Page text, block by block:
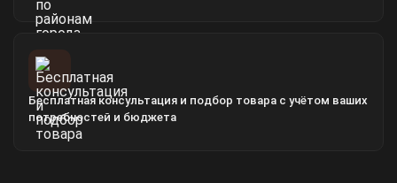
Бесплатная консультация и подбор товара с учётом ваших
потребностей и бюджета